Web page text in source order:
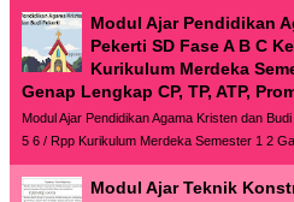
Modul Ajar Pendidikan
Pekerti SD Fase A B C
Kurikulum Merdeka
Genap Lengkap CP, TP, ATP,
Modul Ajar Pendidikan Agama Kristen dan
5 6 / Rpp Kurikulum Merdeka Semester 1 2
Modul Ajar Teknik